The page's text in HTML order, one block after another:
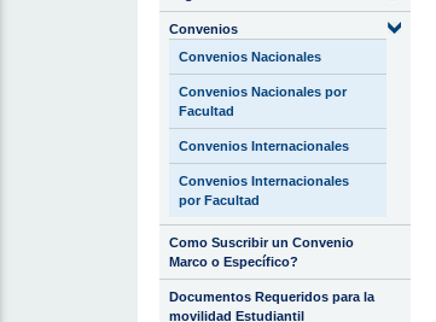
Convenios
Convenios Nacionales
Convenios Nacionales por
Facultad
Convenios Internacionales
Convenios Internacionales
por Facultad
Como Suscribir un Convenio
Marco o Específico?
Documentos Requeridos para la
movilidad Estudiantil